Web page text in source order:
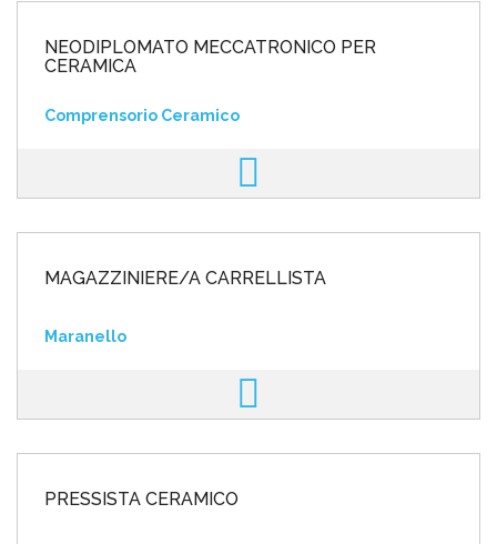
NEODIPLOMATO MECCATRONICO PER
CERAMICA
Comprensorio Ceramico
MAGAZZINIERE/A CARRELLISTA
Maranello
PRESSISTA CERAMICO